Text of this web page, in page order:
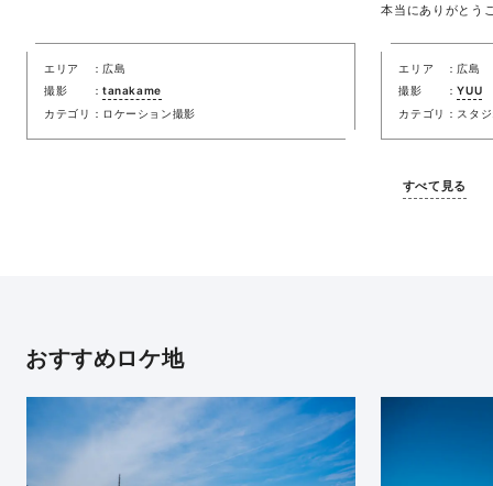
エリア
広島
撮影
tanakame
カテゴリ
ロケーション撮影
本当にありがとう
エリア
広島
撮影
YUU
カテゴリ
スタ
すべて見る
おすすめロケ地